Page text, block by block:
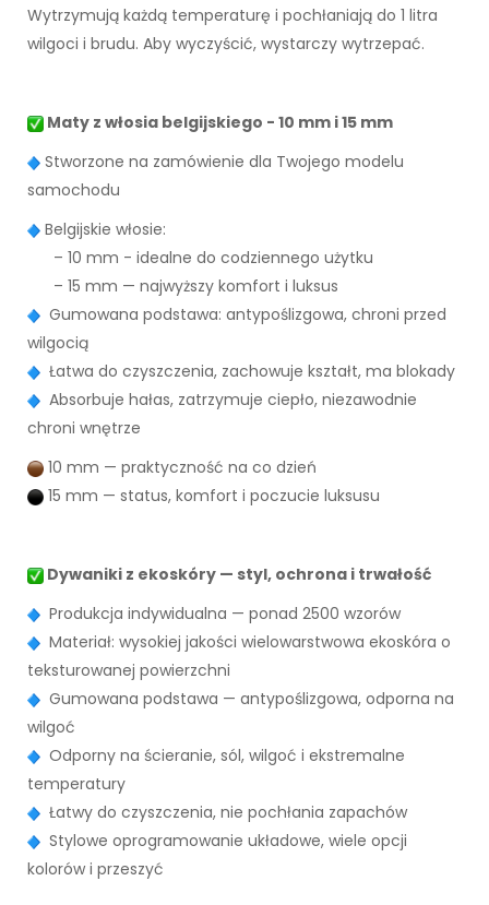
Wytrzymują każdą temperaturę i pochłaniają do 1 litra
wilgoci i brudu. Aby wyczyścić, wystarczy wytrzepać.
Maty z włosia belgijskiego - 10 mm i 15 mm
Stworzone na zamówienie dla Twojego modelu
samochodu
Belgijskie włosie:
– 10 mm - idealne do codziennego użytku
– 15 mm — najwyższy komfort i luksus
Gumowana podstawa: antypoślizgowa, chroni przed
wilgocią
Łatwa do czyszczenia, zachowuje kształt, ma blokady
Absorbuje hałas, zatrzymuje ciepło, niezawodnie
chroni wnętrze
10 mm — praktyczność na co dzień
15 mm — status, komfort i poczucie luksusu
Dywaniki z ekoskóry — styl, ochrona i trwałość
Produkcja indywidualna — ponad 2500 wzorów
Materiał: wysokiej jakości wielowarstwowa ekoskóra o
teksturowanej powierzchni
Gumowana podstawa — antypoślizgowa, odporna na
wilgoć
Odporny na ścieranie, sól, wilgoć i ekstremalne
temperatury
Łatwy do czyszczenia, nie pochłania zapachów
Stylowe oprogramowanie układowe, wiele opcji
kolorów i przeszyć